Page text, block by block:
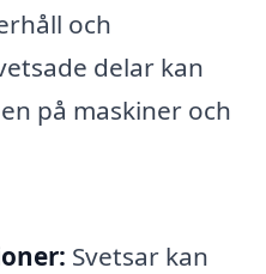
och
delar kan
på maskiner och
Svetsar kan